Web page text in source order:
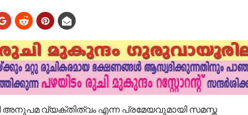
അനുപമ വ്യക്തിത്വം എന്ന പ്രമേയവുമായി സമസ്ത